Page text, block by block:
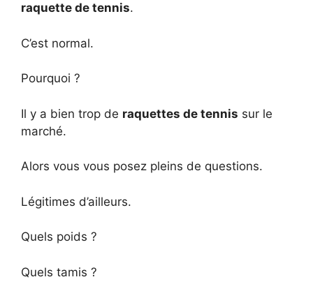
raquette de tennis.
C’est normal.
Pourquoi ?
Il y a bien trop de raquettes de tennis sur le
marché.
Alors vous vous posez pleins de questions.
Légitimes d’ailleurs.
Quels poids ?
Quels tamis ?